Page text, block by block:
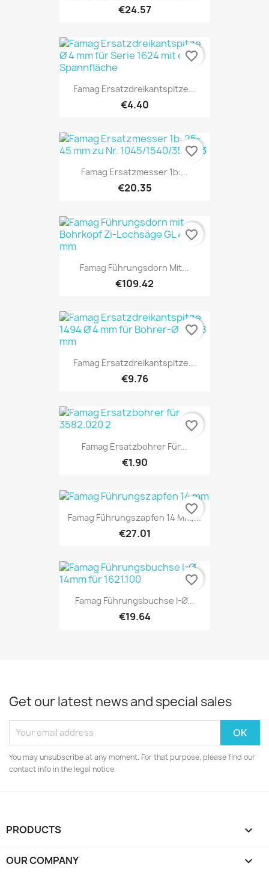
€24.57
Famag Ersatzdreikantspitze...
€4.40
favorite_border
Famag Ersatzmesser 1b:...
€20.35
favorite_border
Famag Führungsdorn Mit...
€109.42
favorite_border
Famag Ersatzdreikantspitze...
€9.76
favorite_border
Famag Ersatzbohrer Für...
€1.90
favorite_border
Famag Führungszapfen 14 Mm,...
€27.01
favorite_border
Famag Führungsbuchse I-Ø...
€19.64
favorite_border
Get our latest news and special sales
You may unsubscribe at any moment. For that purpose, please find our
contact info in the legal notice.
PRODUCTS 
OUR COMPANY 